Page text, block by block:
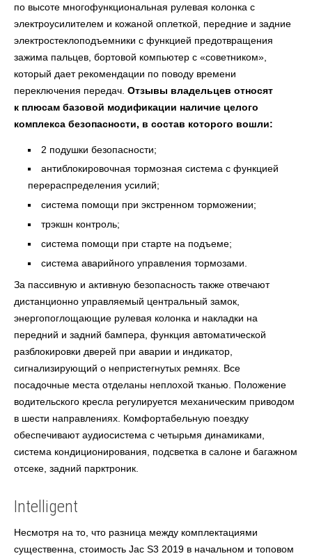
по высоте многофункциональная рулевая колонка с
электроусилителем и кожаной оплеткой, передние и задние
электростеклоподъемники с функцией предотвращения
зажима пальцев, бортовой компьютер с «советником»,
который дает рекомендации по поводу времени
переключения передач. Отзывы владельцев относят
к плюсам базовой модификации наличие целого
комплекса безопасности, в состав которого вошли:
2 подушки безопасности;
антиблокировочная тормозная система с функцией
перераспределения усилий;
система помощи при экстренном торможении;
трэкшн контроль;
система помощи при старте на подъеме;
система аварийного управления тормозами.
За пассивную и активную безопасность также отвечают
дистанционно управляемый центральный замок,
энергопоглощающие рулевая колонка и накладки на
передний и задний бампера, функция автоматической
разблокировки дверей при аварии и индикатор,
сигнализирующий о непристегнутых ремнях. Все
посадочные места отделаны неплохой тканью. Положение
водительского кресла регулируется механическим приводом
в шести направлениях. Комфортабельную поездку
обеспечивают аудиосистема с четырьмя динамиками,
система кондиционирования, подсветка в салоне и багажном
отсеке, задний парктроник.
Intelligent
Несмотря на то, что разница между комплектациями
существенна, стоимость Jac S3 2019 в начальном и топовом